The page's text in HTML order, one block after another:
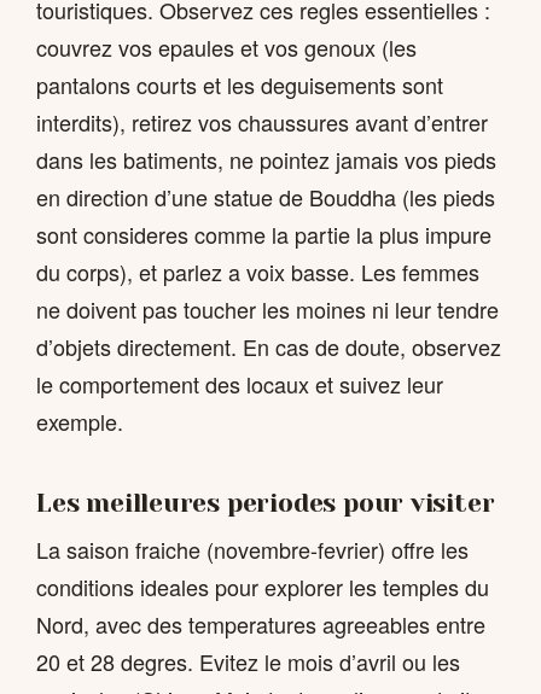
touristiques. Observez ces regles essentielles :
couvrez vos epaules et vos genoux (les
pantalons courts et les deguisements sont
interdits), retirez vos chaussures avant d’entrer
dans les batiments, ne pointez jamais vos pieds
en direction d’une statue de Bouddha (les pieds
sont consideres comme la partie la plus impure
du corps), et parlez a voix basse. Les femmes
ne doivent pas toucher les moines ni leur tendre
d’objets directement. En cas de doute, observez
le comportement des locaux et suivez leur
exemple.
Les meilleures periodes pour visiter
La saison fraiche (novembre-fevrier) offre les
conditions ideales pour explorer les temples du
Nord, avec des temperatures agreeables entre
20 et 28 degres. Evitez le mois d’avril ou les